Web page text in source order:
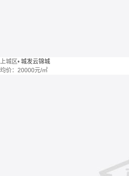
上城区• 城发云锦城
均价： 20000元/㎡